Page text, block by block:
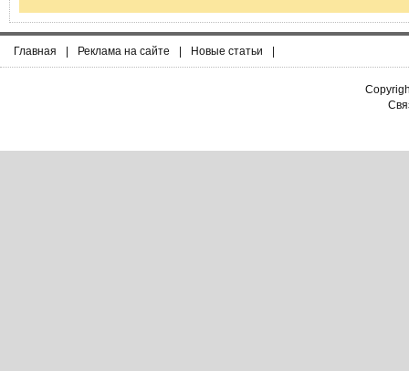
Главная | Реклама на сайте | Новые статьи |